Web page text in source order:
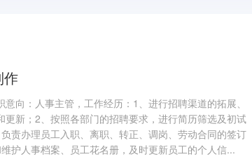
作
向：人事主管，工作经历：1、进行招聘渠道的拓展、
更新；2、按照各部门的招聘要求，进行简历筛选及初试
责办理员工入职、离职、转正、调岗、劳动合同的签订
护人事档案、员工花名册，及时更新员工的个人信...